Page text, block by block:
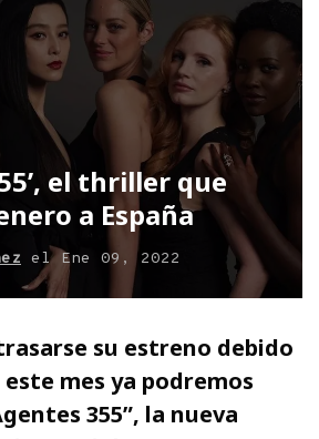
el thriller que
a España
el Ene 09, 2022
su estreno debido
mes ya podremos
355”, la nueva